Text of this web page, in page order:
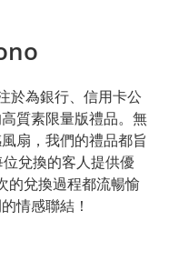
於為銀行、信用卡公
質素限量版禮品。無
扇，我們的禮品都旨
兌換的客人提供優
的兌換過程都流暢愉
情感聯結！